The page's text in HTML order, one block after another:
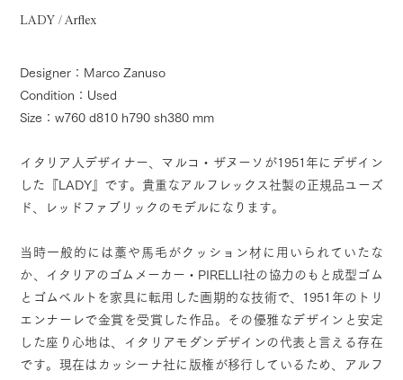
LADY / Arflex
Designer：Marco Zanuso
Condition：Used
Size：w760 d810 h790 sh380 mm
イタリア人デザイナー、マルコ・ザヌーソが1951年にデザイン
した『LADY』です。貴重なアルフレックス社製の正規品ユーズ
ド、レッドファブリックのモデルになります。
当時一般的には藁や馬毛がクッション材に用いられていたな
か、イタリアのゴムメーカー・PIRELLI社の協力のもと成型ゴム
とゴムベルトを家具に転用した画期的な技術で、1951年のトリ
エンナーレで金賞を受賞した作品。その優雅なデザインと安定
した座り心地は、イタリアモダンデザインの代表と言える存在
です。現在はカッシーナ社に版権が移行しているため、アルフ